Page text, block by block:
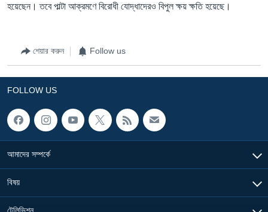
হয়েছেন। তবে পাল্টা আক্রমণে বিরোধী যোদ্ধাদেরও বিপুল ক্ষয় ক্ষতি হয়েছে।
শেয়ার করুন Follow us
FOLLOW US
আমাদের সম্পর্কে
বিষয়